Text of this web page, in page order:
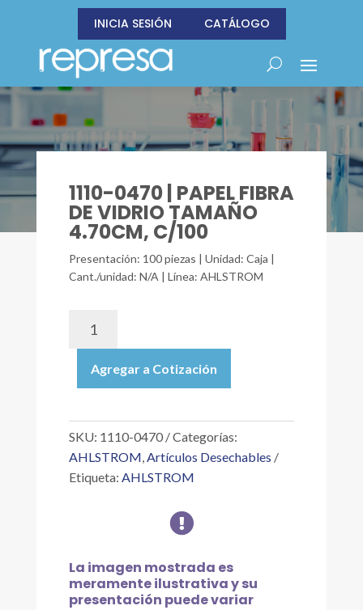
INICIA SESIÓN CATÁLOGO
1110-0470 | PAPEL FIBRA
DE VIDRIO TAMAÑO
4.70CM, C/100
Presentación: 100 piezas | Unidad: Caja |
Cant./unidad: N/A | Línea: AHLSTROM
0470
PAPEL
FIBRA
VIDRIO
4.70CM,
C/100
Agregar a Cotización
SKU: 1110-0470
Categorías:
AHLSTROM,Artículos Desechables
Etiqueta: AHLSTROM

La imagen mostrada es
meramente ilustrativa y su
presentación puede variar